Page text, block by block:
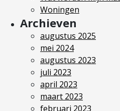
Woningen
Archieven
augustus 2025
mei 2024
augustus 2023
juli 2023
april 2023
maart 2023
februari 2023